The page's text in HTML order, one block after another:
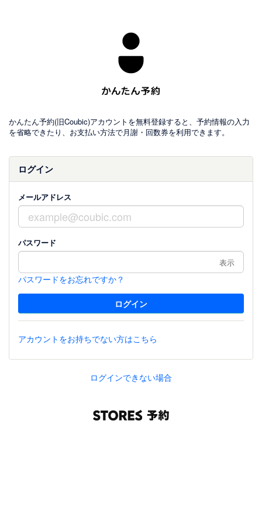
かんたん予約(旧Coubic)アカウントを無料登録すると、予約情報の入力
を省略できたり、お支払い方法で月謝・回数券を利用できます。
ログイン
メールアドレス
パスワード
表示
パスワードをお忘れですか？
アカウントをお持ちでない方はこちら
ログインできない場合